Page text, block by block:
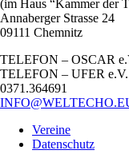
(im Haus “Kammer der
Annaberger Strasse 24
09111 Chemnitz
TELEFON – OSCAR
TELEFON – UFER
0371.364691
Vereine
Datenschutz